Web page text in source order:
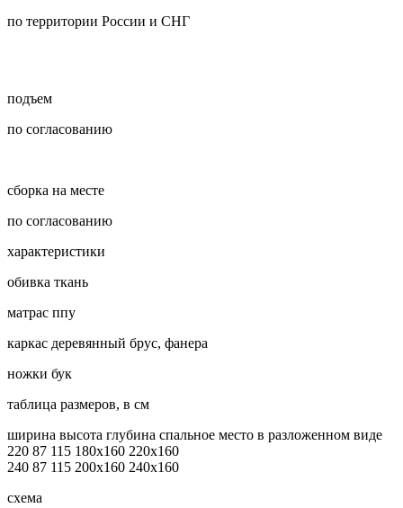
по территории России и СНГ
подъем
по согласованию
сборка на месте
по согласованию
характеристики
обивка ткань
матрас ппу
каркас деревянный брус, фанера
ножки бук
таблица размеров, в см
ширина высота глубина спальное место в разложенном виде
220 87 115 180x160 220x160
240 87 115 200x160 240x160
схема